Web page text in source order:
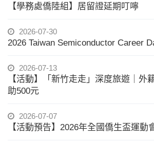
【學務處僑陸組】居留證延期叮嚀
2026-07-30
2026 Taiwan Semiconductor Career
2026-07-13
【活動】「新竹走走」深度旅遊｜外
助500元
2026-07-07
【活動預告】2026年全國僑生盃運動